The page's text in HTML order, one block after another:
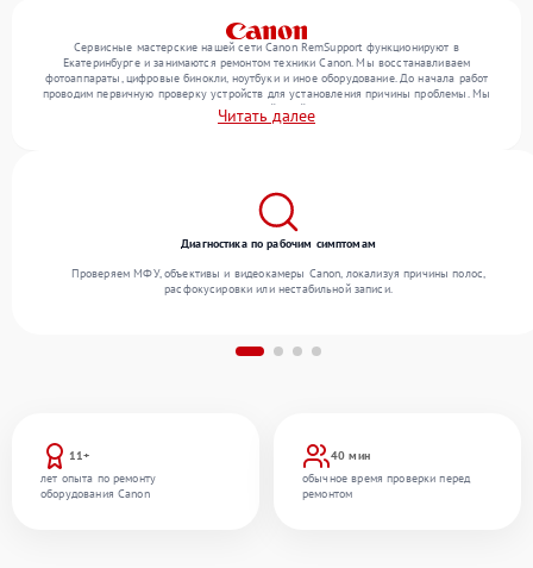
Сервисные мастерские нашей сети Canon RemSupport функционируют в
Екатеринбурге и занимаются ремонтом техники Canon. Мы восстанавливаем
фотоаппараты, цифровые бинокли, ноутбуки и иное оборудование. До начала работ
проводим первичную проверку устройств для установления причины проблемы. Мы
уточняем с посетителем набор нужных действий и их цену, лишь потом выполняем
восстановление с заменой запчастей по необходимости. В конце подтверждаем
Читать далее
11+
лет опыта по ремонту
оборудования Canon
40 мин
обычное время проверки перед
ремонтом
Диагностика по рабочим симптомам
Проверяем МФУ, объективы и видеокамеры Canon, локализуя причины полос,
расфокусировки или нестабильной записи.